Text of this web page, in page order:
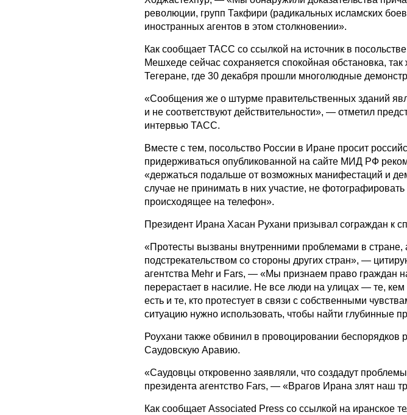
революции, групп Такфири (радикальных исламских
иностранных агентов в этом столкновении».
Как сообщает ТАСС со ссылкой на источник в
Мешхеде сейчас сохраняется спокойная обстановка,
Тегеране, где 30 декабря прошли многолюдные
«Сообщения же о штурме правительственных зданий
и не соответствуют действительности», — отметил
интервью ТАСС.
Вместе с тем, посольство России в Иране просит
придерживаться опубликованной на сайте МИД РФ
«держаться подальше от возможных манифестаций и
случае не принимать в них участие, не
происходящее на телефон».
Президент Ирана Хасан Рухани призывал сограждан к
«Протесты вызваны внутренними проблемами в стране,
подстрекательством со стороны других стран», —
агентства Mehr и Fars, — «Мы признаем право граждан
перерастает в насилие. Не все люди на улицах — те, кем
есть и те, кто протестует в связи с собственными
ситуацию нужно использовать, чтобы найти глубинные
Роухани также обвинил в провоцировании беспорядков
Саудовскую Аравию.
«Саудовцы откровенно заявляли, что создадут
президента агентство Fars, — «Врагов Ирана злят наш
Как сообщает Associated Press со ссылкой на иранское